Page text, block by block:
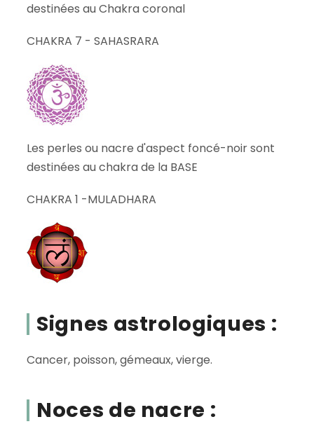
destinées au Chakra coronal
CHAKRA 7 - SAHASRARA
Les perles ou nacre d'aspect foncé-noir sont
destinées au chakra de la BASE
CHAKRA 1 -MULADHARA
Signes astrologiques :
Cancer, poisson, gémeaux, vierge.
Noces de nacre :